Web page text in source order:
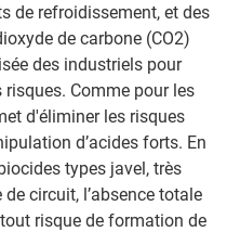
de refroidissement, et des
de carbone (CO2)
des industriels pour
Comme pour les
d'éliminer les risques
d’acides forts. En
types javel, très
circuit, l’absence totale
risque de formation de